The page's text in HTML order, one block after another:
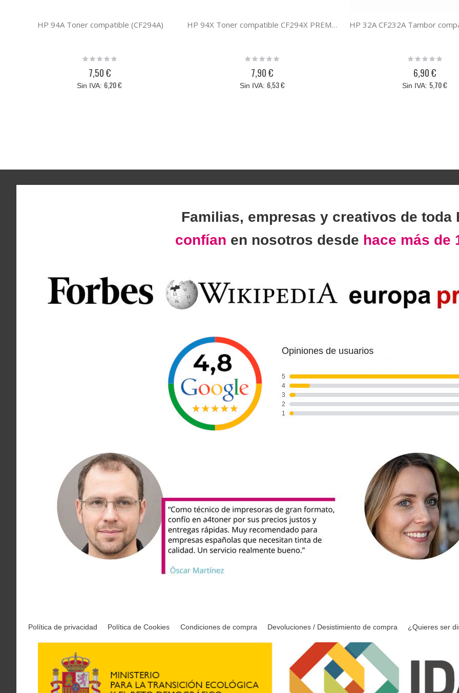
HP 94A Toner compatible (CF294A)
Rating:
7,50 €
6,20 €
HP 94X Toner compatible CF294X PREMIUM (2.8K)
Rating:
7,90 €
6,53 €
Rating:
6,90 €
5,70 €
Familias, empresas y creativos de toda
confían en nosotros desde hace más de
Política de privacidad Política de Cookies Condiciones de compra Devoluciones / Desistimiento de compra ¿Quieres ser